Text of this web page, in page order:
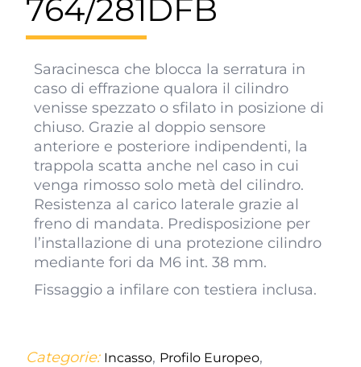
764/281DFB
Saracinesca che blocca la serratura in
caso di effrazione qualora il cilindro
venisse spezzato o sfilato in posizione di
chiuso. Grazie al doppio sensore
anteriore e posteriore indipendenti, la
trappola scatta anche nel caso in cui
venga rimosso solo metà del cilindro.
Resistenza al carico laterale grazie al
freno di mandata. Predisposizione per
l’installazione di una protezione cilindro
mediante fori da M6 int. 38 mm.
Fissaggio a infilare con testiera inclusa.
Categorie: Incasso, Profilo Europeo,